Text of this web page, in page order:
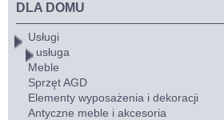
DLA DOMU
Usługi
usługa
Meble
Sprzęt AGD
Elementy wyposażenia i dekoracji
Antyczne meble i akcesoria